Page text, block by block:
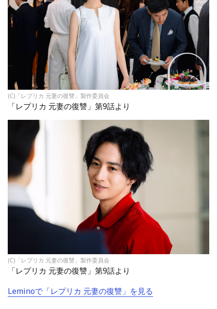
(C)「レプリカ 元妻の復讐」製作委員会
「レプリカ 元妻の復讐 」第9話より
(C)「レプリカ 元妻の復讐」製作委員会
「レプリカ 元妻の復讐 」第9話より
Leminoで「レプリカ 元妻の復讐」を見る